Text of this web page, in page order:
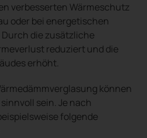
verbesserten Wärmeschutz
oder bei energetischen
die zusätzliche
reduziert und die
erhöht.
können
sein. Je nach
folgende